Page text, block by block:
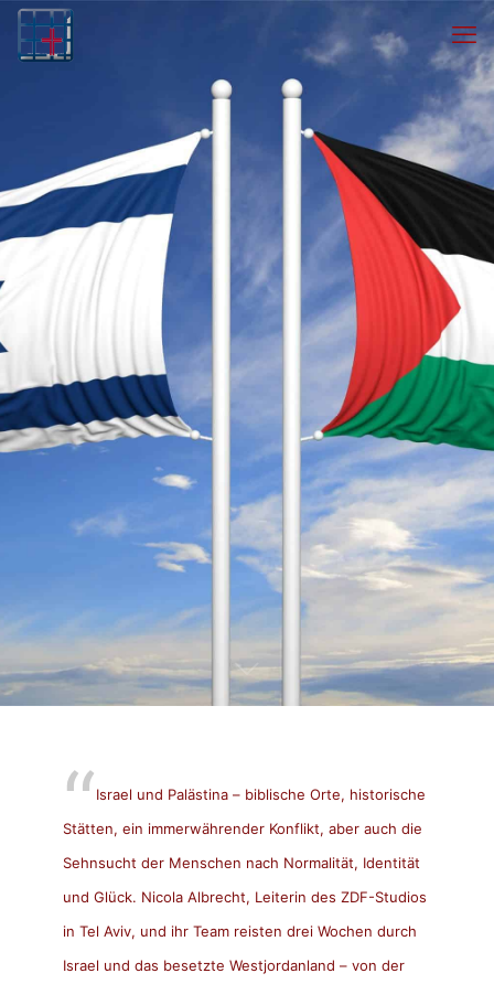
Israel und Palästina – biblische Orte, historische
Stätten, ein immerwährender Konflikt, aber auch die
Sehnsucht der Menschen nach Normalität, Identität
und Glück. Nicola Albrecht, Leiterin des ZDF-Studios
in Tel Aviv, und ihr Team reisten drei Wochen durch
Israel und das besetzte Westjordanland – von der